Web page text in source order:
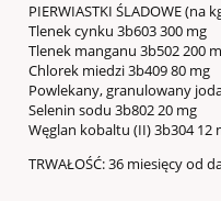
PIERWIASTKI ŚLADOWE (na
Tlenek cynku 3b603 300 mg
Tlenek manganu 3b502 200
Chlorek miedzi 3b409 80 mg
Powlekany, granulowany
Selenin sodu 3b802 20 mg
Węglan kobaltu (II) 3b304 12
TRWAŁOŚĆ: 36 miesięcy od